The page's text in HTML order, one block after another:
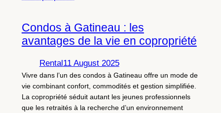
Condos à Gatineau : les
avantages de la vie en copropriété
Rental 11 August 2025
Vivre dans l’un des condos à Gatineau offre un mode de
vie combinant confort, commodités et gestion simplifiée.
La copropriété séduit autant les jeunes professionnels
que les retraités à la recherche d’un environnement